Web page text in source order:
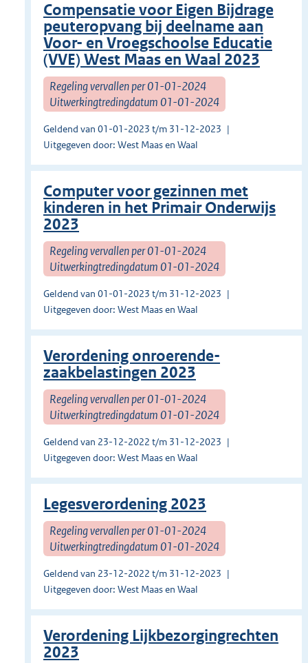
Compensatie voor Eigen Bijdrage
peuteropvang bij deelname aan
Voor- en Vroegschoolse Educatie
(VVE) West Maas en Waal 2023
Regeling vervallen per 01-01-2024
Uitwerkingtredingdatum 01-01-2024
Geldend van 01-01-2023 t/m 31-12-2023
Uitgegeven door: West Maas en Waal
Computer voor gezinnen met
kinderen in het Primair Onderwijs
2023
Regeling vervallen per 01-01-2024
Uitwerkingtredingdatum 01-01-2024
Geldend van 01-01-2023 t/m 31-12-2023
Uitgegeven door: West Maas en Waal
Verordening onroerende-
zaakbelastingen 2023
Regeling vervallen per 01-01-2024
Uitwerkingtredingdatum 01-01-2024
Geldend van 23-12-2022 t/m 31-12-2023
Uitgegeven door: West Maas en Waal
Legesverordening 2023
Regeling vervallen per 01-01-2024
Uitwerkingtredingdatum 01-01-2024
Geldend van 23-12-2022 t/m 31-12-2023
Uitgegeven door: West Maas en Waal
Verordening Lijkbezorgingrechten
2023